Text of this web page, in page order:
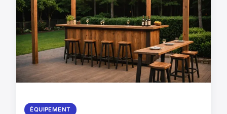
ÉQUIPEMENT